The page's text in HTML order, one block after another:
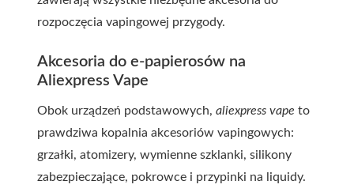
rozpoczęcia vapingowej przygody.
Akcesoria do e-papierosów na
Aliexpress Vape
Obok urządzeń podstawowych, aliexpress vape to
prawdziwa kopalnia akcesoriów vapingowych:
grzałki, atomizery, wymienne szklanki, silikony
zabezpieczające, pokrowce i przypinki na liquidy.